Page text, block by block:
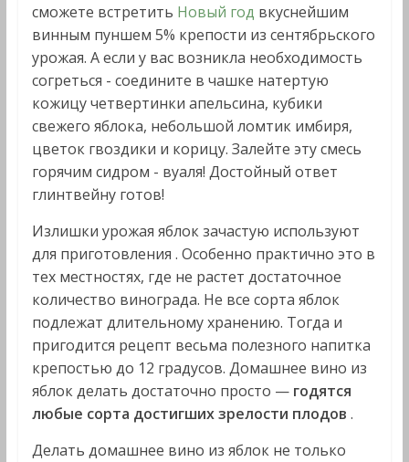
сможете встретить Новый год вкуснейшим
винным пуншем 5% крепости из сентябрьского
урожая. А если у вас возникла необходимость
согреться - соедините в чашке натертую
кожицу четвертинки апельсина, кубики
свежего яблока, небольшой ломтик имбиря,
цветок гвоздики и корицу. Залейте эту смесь
горячим сидром - вуаля! Достойный ответ
глинтвейну готов!
Излишки урожая яблок зачастую используют
для приготовления . Особенно практично это в
тех местностях, где не растет достаточное
количество винограда. Не все сорта яблок
подлежат длительному хранению. Тогда и
пригодится рецепт весьма полезного напитка
крепостью до 12 градусов. Домашнее вино из
яблок делать достаточно просто — годятся
любые сорта достигших зрелости плодов .
Делать домашнее вино из яблок не только